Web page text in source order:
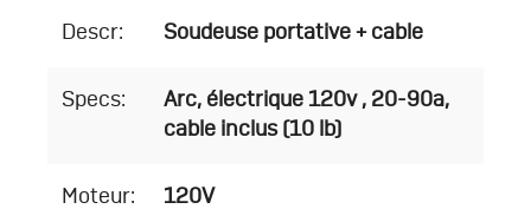
Descr: Soudeuse portative + cable
Specs:
Arc, électrique 120v , 20-90a,
cable inclus (10 lb)
Moteur: 120V